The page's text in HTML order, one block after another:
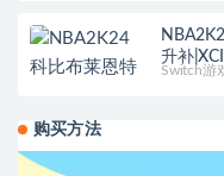
升补
Switch游
购买方法